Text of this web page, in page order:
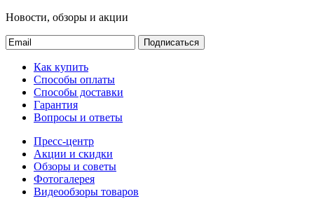
Новости, обзоры и акции
Подписаться
Как купить
Способы оплаты
Способы доставки
Гарантия
Вопросы и ответы
Пресс-центр
Акции и скидки
Обзоры и советы
Фотогалерея
Видеообзоры товаров